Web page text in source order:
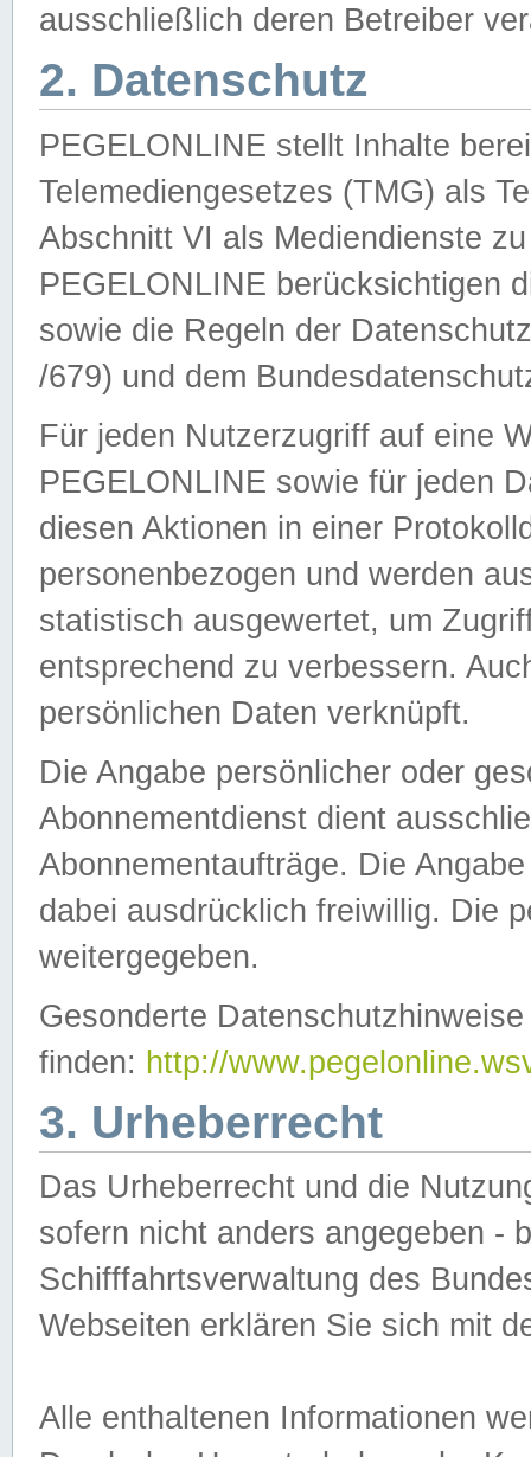
ausschließlich deren Betreiber
2. Datenschutz
PEGELONLINE stellt Inhalte
Telemediengesetzes (TMG) als
Abschnitt VI als Mediendienste
PEGELONLINE berücksichtigen
sowie die Regeln der
/679) und dem
Für jeden Nutzerzugriff auf eine
PEGELONLINE sowie für jeden
diesen Aktionen in einer
personenbezogen und werden
statistisch ausgewertet, um
entsprechend zu verbessern.
persönlichen Daten verknüpft.
Die Angabe persönlicher oder
Abonnementdienst dient
Abonnementaufträge. Die
dabei ausdrücklich freiwillig. Die
weitergegeben.
Gesonderte
finden: http://
3. Urheberrecht
Das Urheberrecht und die
sofern nicht anders angegeben -
Schifffahrtsverwaltung des
Webseiten erklären Sie sich mit
Alle enthaltenen Informationen